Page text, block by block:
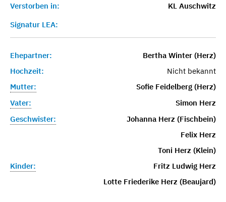
Verstorben in:
KL Auschwitz
Signatur LEA:
Ehepartner:
Bertha Winter (Herz)
Hochzeit:
Nicht bekannt
Mutter:
Sofie Feidelberg (Herz)
Vater:
Simon Herz
Geschwister:
Johanna Herz (Fischbein)
Felix Herz
Toni Herz (Klein)
Kinder:
Fritz Ludwig Herz
Lotte Friederike Herz (Beaujard)